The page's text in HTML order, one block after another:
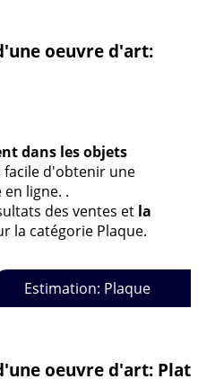
oeuvre d'art:
dans les objets
facile d'obtenir une
ligne. .
des ventes et la
la catégorie Plaque.
Estimation: Plaque
oeuvre d'art: Plat